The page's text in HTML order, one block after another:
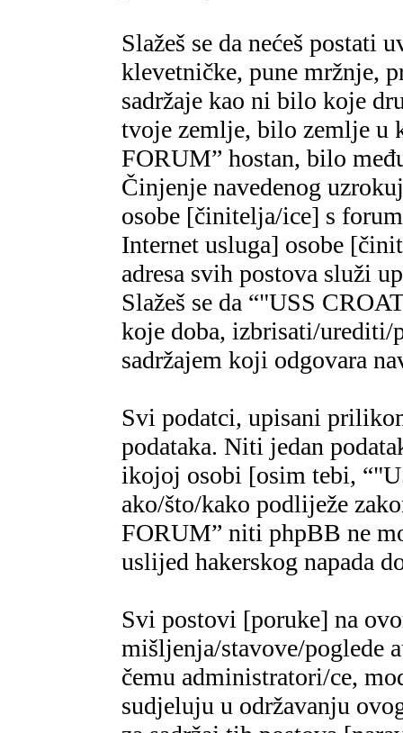
Slažeš se da nećeš postati
klevetničke, pune mržnje,
sadržaje kao ni bilo koje
tvoje zemlje, bilo zemlje
FORUM” hostan, bilo
Činjenje navedenog
osobe [činitelja/ice] s
Internet usluga] osobe
adresa svih postova služi
Slažeš se da “"USS
koje doba, izbrisati/urediti/
sadržajem koji odgovara
Svi podatci, upisani
podataka. Niti jedan
ikojoj osobi [osim tebi,
ako/što/kako podliježe
FORUM” niti phpBB ne
uslijed hakerskog napada
Svi postovi [poruke] na
mišljenja/stavove/poglede
čemu administratori/ce,
sudjeluju u održavanju